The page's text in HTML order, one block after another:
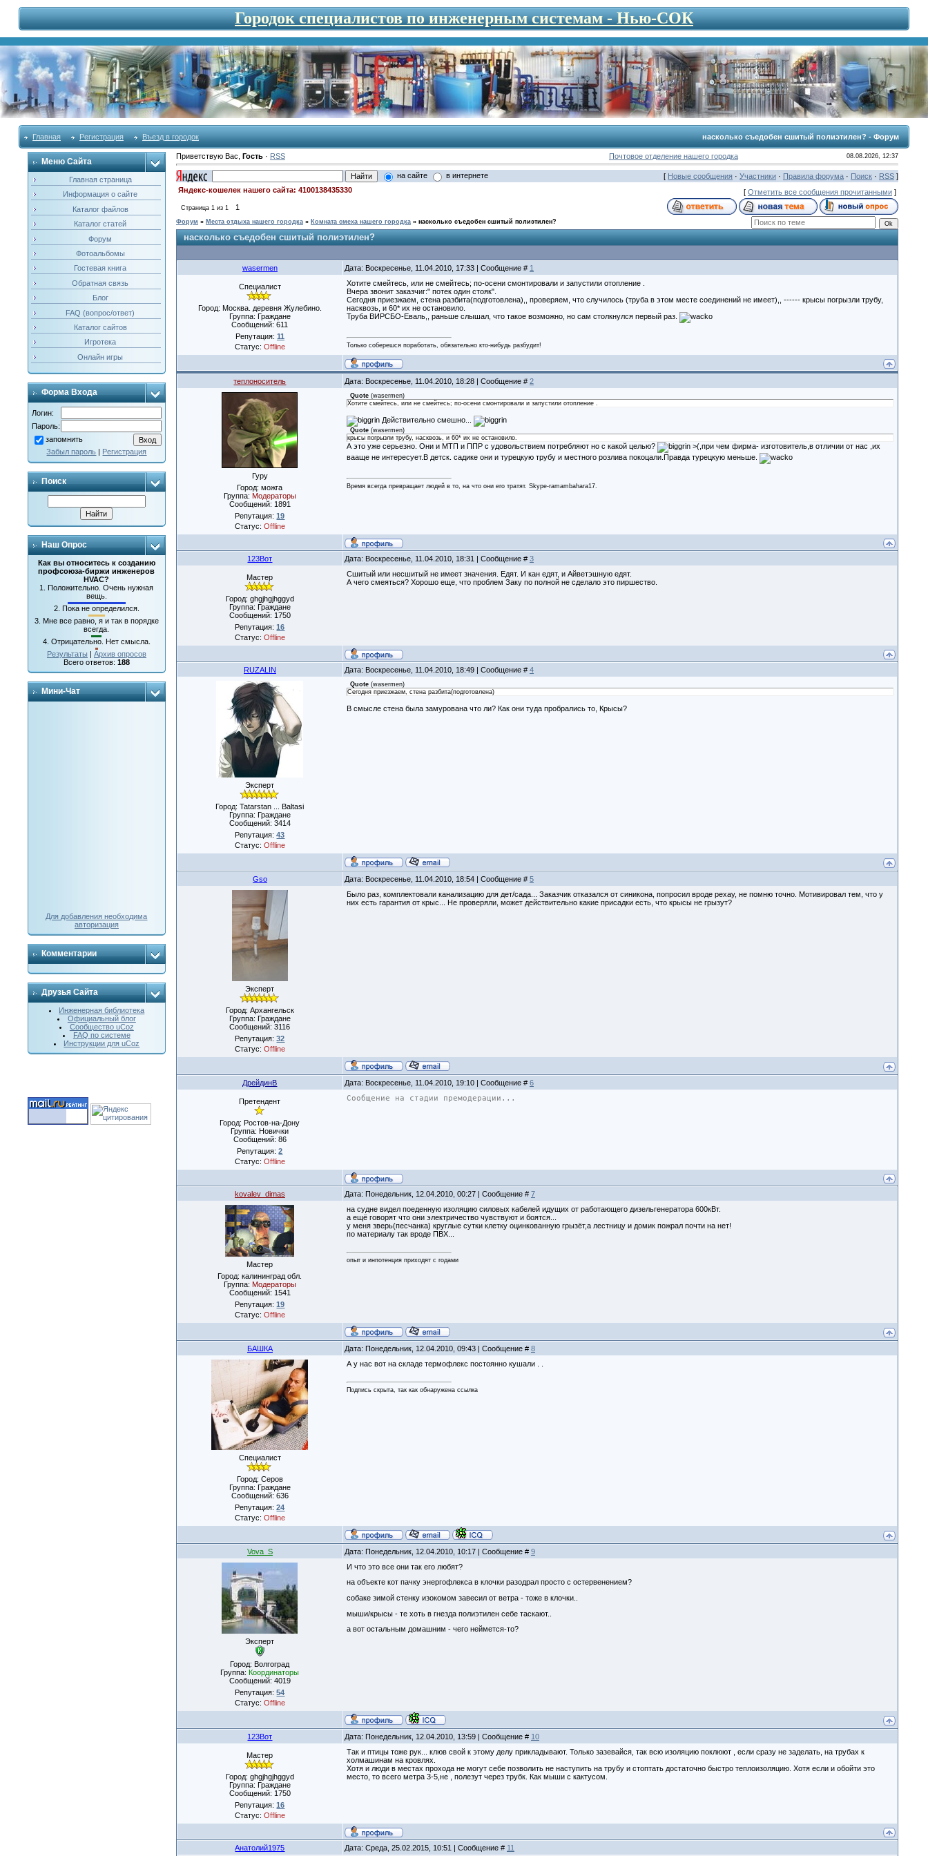
Городок специалистов по инженерным системам - Нью-СОК
Главная Регистрация Въезд в городок насколько съедобен сшитый полиэтилен? - Форум
Меню Сайта
Главная страница
Информация о сайте
Каталог файлов
Каталог статей
Форум
Фотоальбомы
Гостевая книга
Обратная связь
Блог
FAQ (вопрос/ответ)
Каталог сайтов
Игротека
Онлайн игры
Форма Входа
Логин:
Пароль:
запомнить
Забыл пароль | Регистрация
Поиск
Наш Опрос
Как вы относитесь к созданию
профсоюза-биржи инженеров
HVAC?
1.Положительно. Очень нужная
вещь.
2. Пока не определился.
3. Мне все равно, я и так в порядке
всегда.
4. Отрицательно. Нет смысла.
Результаты | Архив опросов
Всего ответов: 188
Мини-Чат
Для добавления необходима
авторизация
Комментарии
Друзья Сайта
Инженерная библиотека
Официальный блог
Сообщество uCoz
FAQ по системе
Инструкции для uCoz
Приветствую Вас Гость· RSS Почтовое отделение нашего городка 08.08.2026, 12:37
на сайте в интернете [ Новые сообщения· Участники· Правила форума· Поиск· RSS]
Яндекс-кошелек нашего сайта: 4100138435330
[ Отметить все сообщения прочитанными]
Страница 1 из 1 1
Форум » Места отдыха нашего городка » Комната смеха нашего городка » насколько съедобен сшитый полиэтилен?
насколько съедобен сшитый полиэтилен?
wasermen Дата: Воскресенье, 11.04.2010, 17:33 | Сообщение # 1
Специалист
Город: Москва. деревня Жулебино.
Группа: Граждане
Сообщений:611
Репутация: 11
Статус: Offline
Хотите смейтесь, или не смейтесь; по-осени смонтировали и запустили отопление .
Вчера звонит заказчиг:" потек один стояк".
Сегодня приезжаем, стена разбита(подготовлена),, проверяем, что случилось (труба в этом месте соединений не имеет),, ------ крысы погрызли трубу,
насквозь, и 60* их не остановило.
Труба ВИРСБО-Еваль,, раньше слышал, что такое возможно, но сам столкнулся первый раз.
Только соберешся поработать, обязательно кто-нибудь разбудит!
теплоноситель Дата: Воскресенье, 11.04.2010, 18:28 | Сообщение # 2
Гуру
Город: можга
Группа: Модераторы
Сообщений: 1891
Репутация:19
Статус: Offline
Quote(wasermen)
Хотите смейтесь, или не смейтесь; по-осени смонтировали и запустили отопление .
Действительно смешно...
Quote(wasermen)
крысы погрызли трубу, насквозь, и 60* их не остановило.
А это уже серьезно. Они и МТП и ППР с удовольствием потребляют но с какой целью?
>(,при чем фирма- изготовитель,в отличии от нас ,их
вааще не интересует.В детск. садике они и турецкую трубу и местного розлива покоцали.Правда турецкую меньше.
Время всегда превращает людей в то, на что они его тратят. Skype-ramambahara17.
123Вот Дата: Воскресенье, 11.04.2010, 18:31 | Сообщение # 3
Мастер
Город: ghgjhgjhggyd
Группа: Граждане
Сообщений: 1750
Репутация:16
Статус: Offline
Сшитый или несшитый не имеет значения. Едят. И кан едят, и Айветэшную едят.
А чего смеяться? Хорошо еще, что проблем Заку по полной не сделало это пиршество.
RUZALIN Дата: Воскресенье, 11.04.2010, 18:49 | Сообщение # 4
Эксперт
Город: Tatarstan ... Baltasi
Группа: Граждане
Сообщений: 3414
Репутация:43
Статус: Offline
Quote(wasermen)
Сегодня приезжаем, стена разбита(подготовлена)
В смысле стена была замурована что ли? Как они туда пробрались то, Крысы?
Gso Дата: Воскресенье, 11.04.2010, 18:54 | Сообщение # 5
Эксперт
Город: Архангельск
Группа: Граждане
Сообщений:3116
Репутация:32
Статус: Offline
Было раз, комплектовали канализацию для дет/сада... Заказчик отказался от синикона, попросил вроде рехау, не помню точно. Мотивировал тем, что у
них есть гарантия от крыс... Не проверяли, может действительно какие присадки есть, что крысы не грызут?
ДрейдинВ Дата: Воскресенье, 11.04.2010, 19:10 | Сообщение # 6
Претендент
Город: Ростов-на-Дону
Группа: Новички
Сообщений: 86
Репутация:2
Статус: Offline
Сообщение на стадии премодерации...
kovalev_dimas Дата: Понедельник, 12.04.2010, 00:27 | Сообщение # 7
Мастер
Город: калининград обл.
Группа: Модераторы
Сообщений: 1541
Репутация:19
Статус: Offline
на судне видел поеденную изоляцию силовых кабелей идущих от работающего дизельгенератора 600кВт.
а ещё говорят что они электричество чувствуют и боятся...
у меня зверь(песчанка) круглые сутки клетку оцинкованную грызёт,а лестницу и домик пожрал почти на нет!
по материалу так вроде ПВХ...
опыт и инпотенция приходят с годами
БАШКА Дата: Понедельник, 12.04.2010, 09:43 | Сообщение # 8
Специалист
Город: Серов
Группа: Граждане
Сообщений: 636
Репутация:24
Статус: Offline
А у нас вот на складе термофлекс постоянно кушали . .
Подпись скрыта, так как обнаружена ссылка
Vova_S Дата: Понедельник, 12.04.2010, 10:17 | Сообщение # 9
Эксперт
Город: Волгоград
Группа:Координаторы
Сообщений: 4019
Репутация:54
Статус: Offline
И что это все они так его любят?
на объекте кот пачку энергофлекса в клочки разодрал просто с остервенением?
собаке зимой стенку изокомом завесил от ветра - тоже в клочки..
мыши/крысы - те хоть в гнезда полиэтилен себе таскают..
а вот остальным домашним - чего неймется-то?
123Вот Дата: Понедельник, 12.04.2010, 13:59 | Сообщение # 10
Мастер
Город: ghgjhgjhggyd
Группа: Граждане
Сообщений: 1750
Репутация:16
Статус: Offline
Так и птицы тоже рук... клюв свой к этому делу прикладывают. Только зазевайся, так всю изоляцию поклюют , если сразу не заделать, на трубах к
холмашинам на кровлях.
Хотя и люди в местах прохода не могут себе позволить не наступить на трубу и стоптать достаточно быстро теплоизоляцию. Хотя если и обойти это
место, то всего метра 3-5,не , полезут через трубк. Как мыши с кактусом.
Анатолий1975 Дата: Среда, 25.02.2015, 10:51 | Сообщение # 11